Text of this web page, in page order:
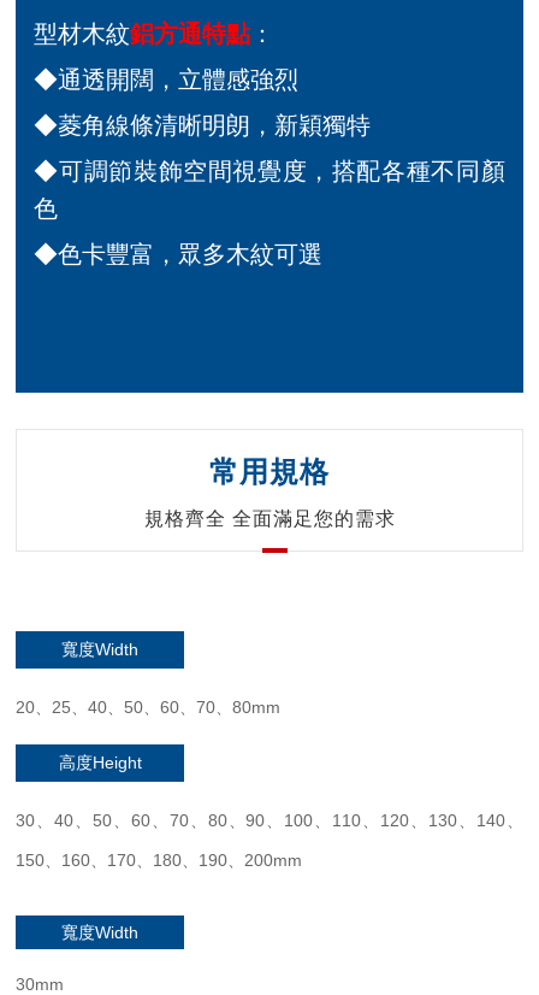
型材木紋鋁方通特點：
◆通透開闊，立體感強烈
◆菱角線條清晰明朗，新穎獨特
◆可調節裝飾空間視覺度，搭配各種不同顏
色
◆色卡豐富，眾多木紋可選
常用規格
規格齊全 全面滿足您的需求
寬度Width
20、25、40、50、60、70、80mm
高度Height
30、40、50、60、70、80、90、100、110、120、130、140、
150、160、170、180、190、200mm
寬度Width
30mm